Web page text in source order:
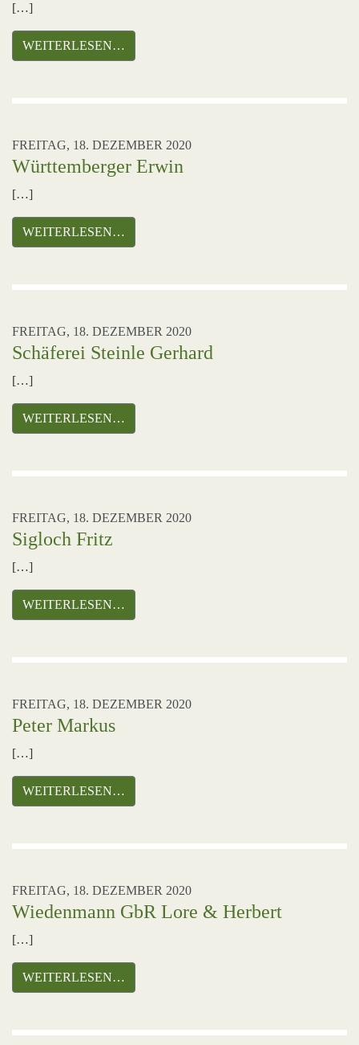
[…]
WEITERLESEN…
FREITAG, 18. DEZEMBER 2020
Württemberger Erwin
[…]
WEITERLESEN…
FREITAG, 18. DEZEMBER 2020
Schäferei Steinle Gerhard
[…]
WEITERLESEN…
FREITAG, 18. DEZEMBER 2020
Sigloch Fritz
[…]
WEITERLESEN…
FREITAG, 18. DEZEMBER 2020
Peter Markus
[…]
WEITERLESEN…
FREITAG, 18. DEZEMBER 2020
Wiedenmann GbR Lore & Herbert
[…]
WEITERLESEN…